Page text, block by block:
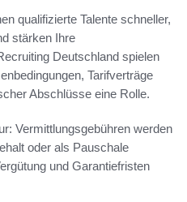
qualifizierte Talente schneller,
stärken Ihre
Deutschland spielen
Tarifverträge
Abschlüsse eine Rolle.
Vermittlungsgebühren werden
oder als Pauschale
und Garantiefristen